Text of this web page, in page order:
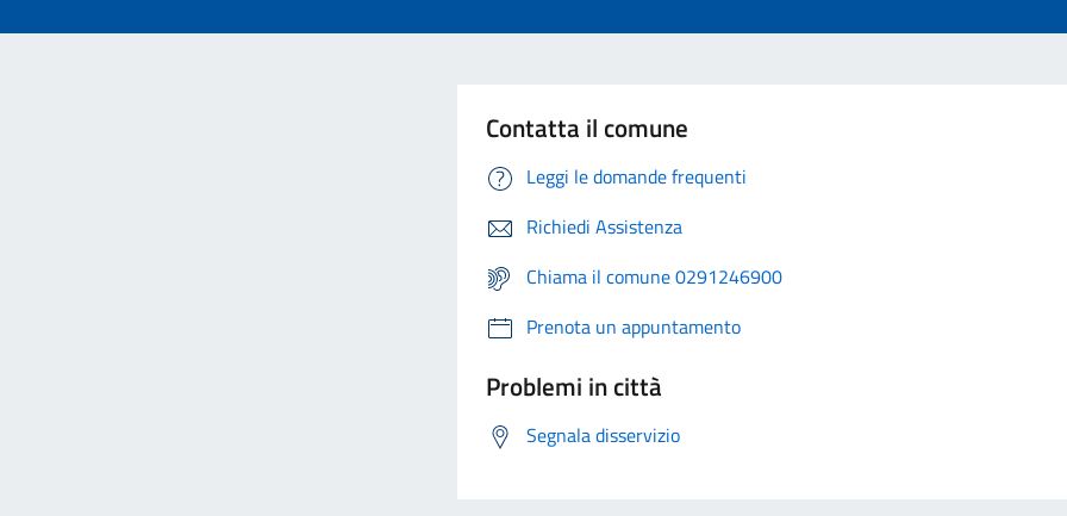
Contatta il comune
Leggi le domande frequenti
Richiedi Assistenza
Chiama il comune 0291246900
Prenota un appuntamento
Problemi in città
Segnala disservizio